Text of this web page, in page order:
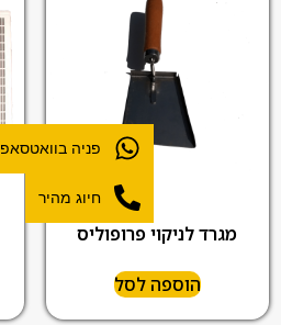
מגרד לניקוי פרופוליס
הוספה לסל
פניה בוואטסאפ
חיוג מהיר